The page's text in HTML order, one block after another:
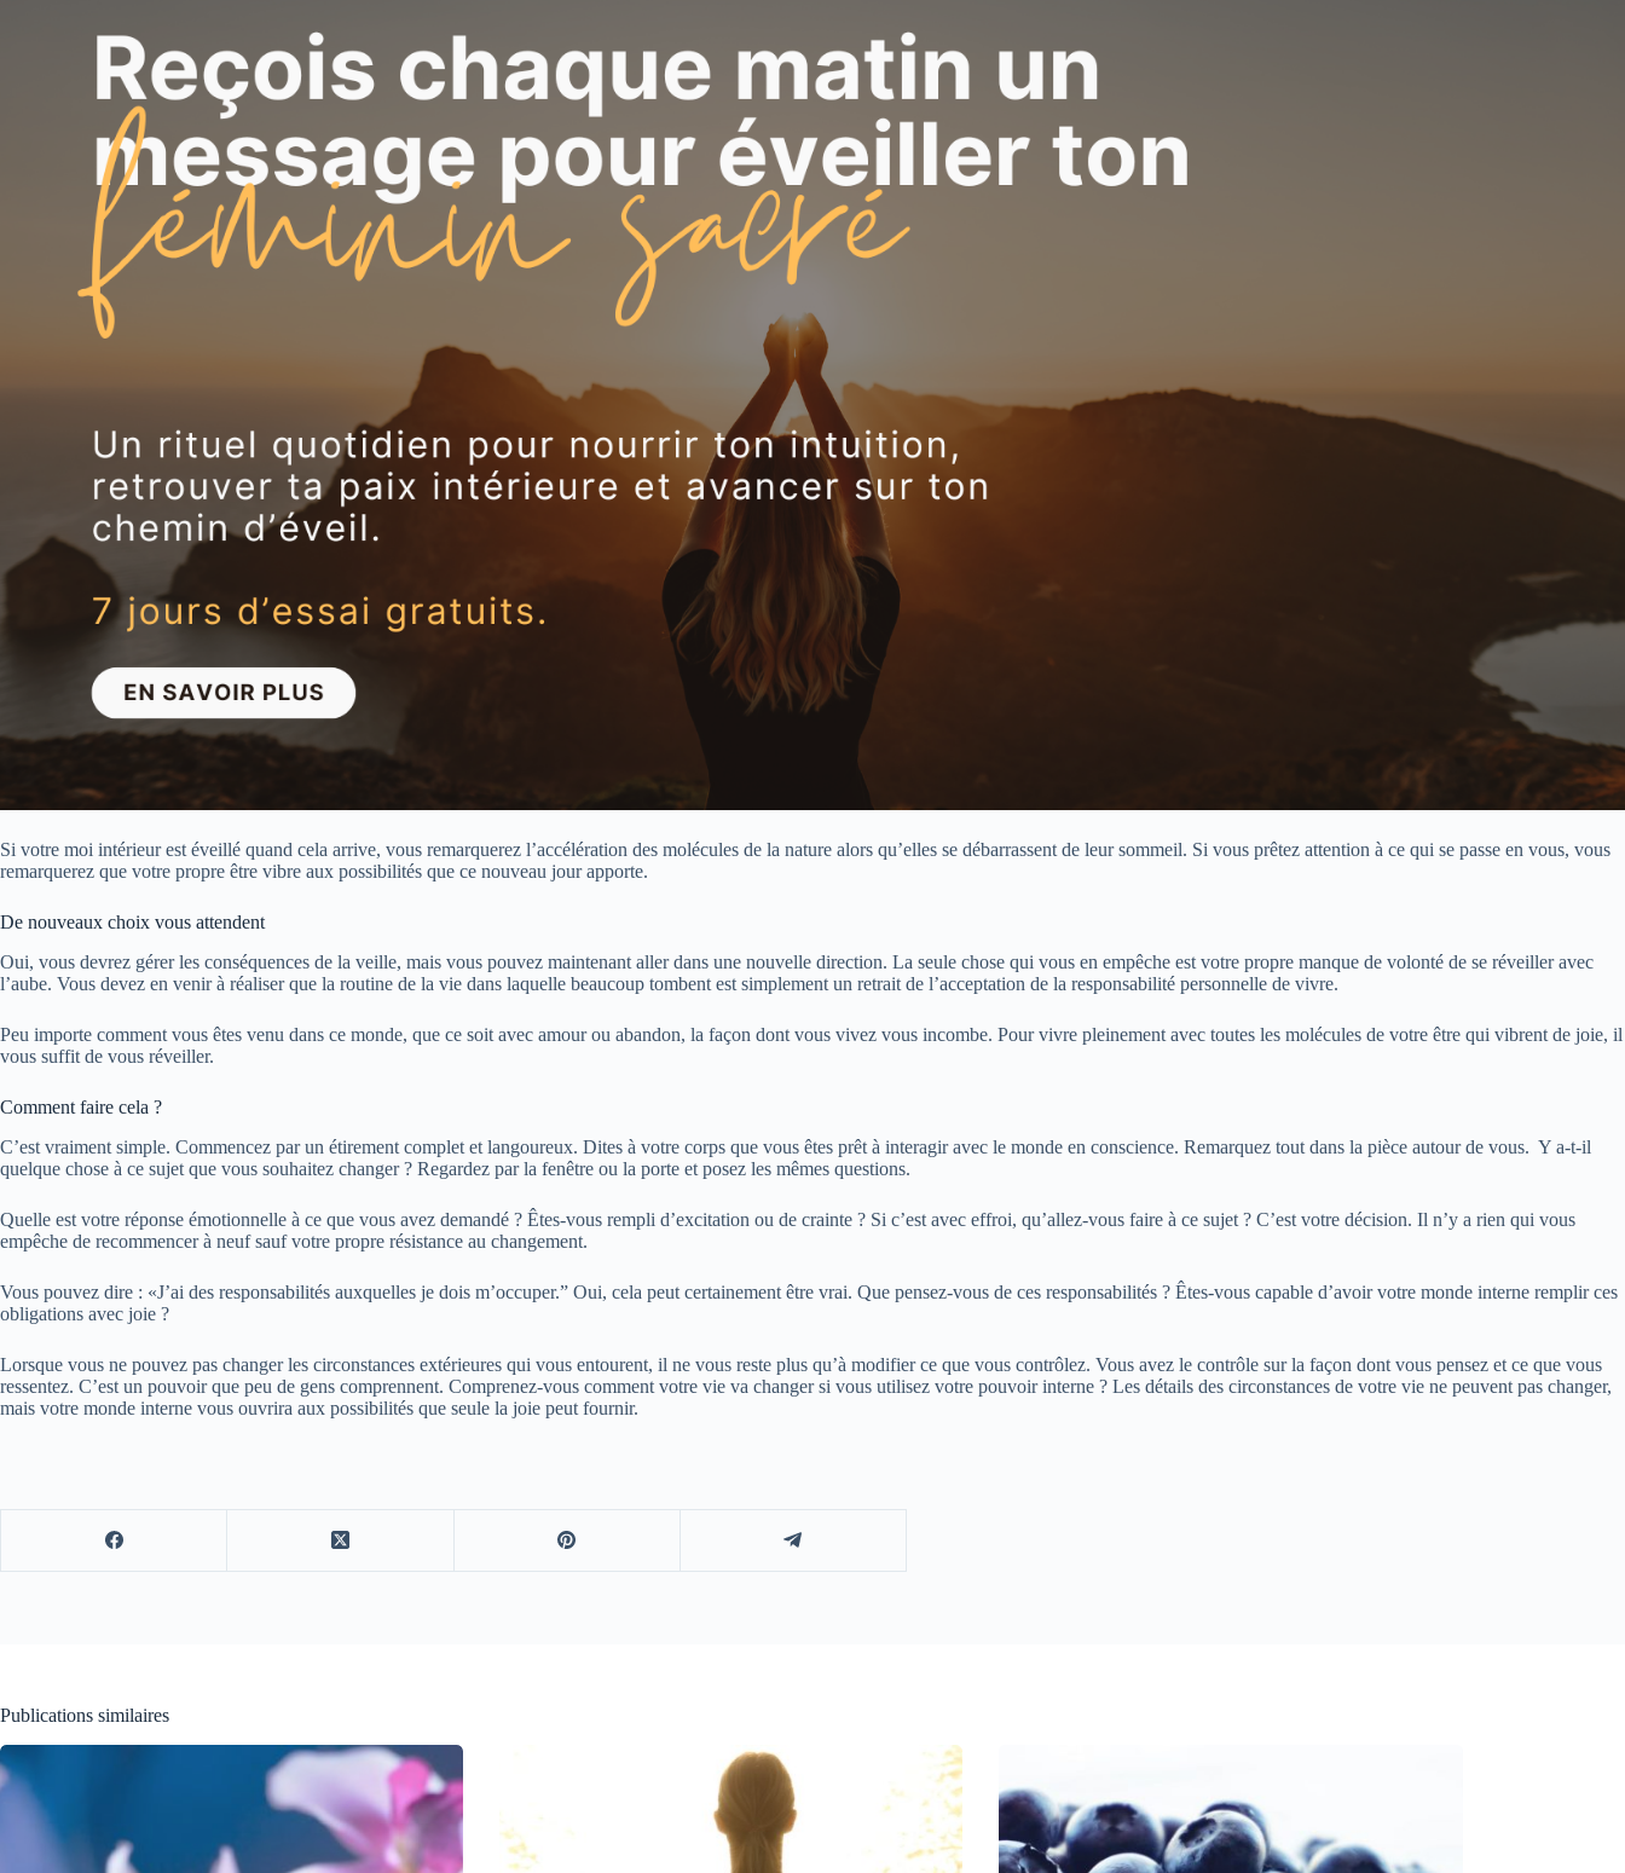
Si votre moi intérieur est éveillé quand cela arrive, vous remarquerez l’accélération des molécules de la nature alors qu’elles se débarrassent de leur sommeil. Si vous prêtez attention à ce qui se passe en vous, vous
remarquerez que votre propre être vibre aux possibilités que ce nouveau jour apporte.
De nouveaux choix vous attendent
Oui, vous devrez gérer les conséquences de la veille, mais vous pouvez maintenant aller dans une nouvelle direction. La seule chose qui vous en empêche est votre propre manque de volonté de se réveiller avec
l’aube. Vous devez en venir à réaliser que la routine de la vie dans laquelle beaucoup tombent est simplement un retrait de l’acceptation de la responsabilité personnelle de vivre.
Peu importe comment vous êtes venu dans ce monde, que ce soit avec amour ou abandon, la façon dont vous vivez vous incombe. Pour vivre pleinement avec toutes les molécules de votre être qui vibrent de joie, il
vous suffit de vous réveiller.
Comment faire cela ?
C’est vraiment simple. Commencez par un étirement complet et langoureux. Dites à votre corps que vous êtes prêt à interagir avec le monde en conscience. Remarquez tout dans la pièce autour de vous. Y a-t-il
quelque chose à ce sujet que vous souhaitez changer ? Regardez par la fenêtre ou la porte et posez les mêmes questions.
Quelle est votre réponse émotionnelle à ce que vous avez demandé ? Êtes-vous rempli d’excitation ou de crainte ? Si c’est avec effroi, qu’allez-vous faire à ce sujet ? C’est votre décision. Il n’y a rien qui vous
empêche de recommencer à neuf sauf votre propre résistance au changement.
Vous pouvez dire : «J’ai des responsabilités auxquelles je dois m’occuper.” Oui, cela peut certainement être vrai. Que pensez-vous de ces responsabilités ? Êtes-vous capable d’avoir votre monde interne remplir ces
obligations avec joie ?
Lorsque vous ne pouvez pas changer les circonstances extérieures qui vous entourent, il ne vous reste plus qu’à modifier ce que vous contrôlez. Vous avez le contrôle sur la façon dont vous pensez et ce que vous
ressentez. C’est un pouvoir que peu de gens comprennent. Comprenez-vous comment votre vie va changer si vous utilisez votre pouvoir interne ? Les détails des circonstances de votre vie ne peuvent pas changer,
mais votre monde interne vous ouvrira aux possibilités que seule la joie peut fournir.
Publications similaires